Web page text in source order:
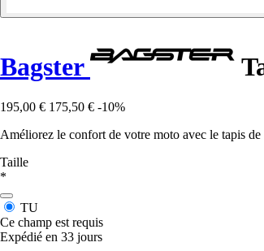
Bagster
195,00 € 175,50 € -10%
Améliorez le confort de votre moto avec le tapis
Taille
*
TU
Ce champ est requis
Expédié en 33 jours